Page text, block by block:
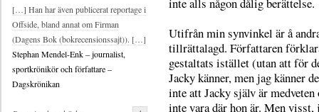
Utifrån min synvinkel är å
tillrättalagd. Författaren
gestaltats istället (utan att för
Jacky känner, men jag känner
inte att Jacky själv är
inte vara där hon är. Men visst,
[…] Han har även publicerat reportage i
Offside, bland annat om Firman
(Dagens Bok (bokrecensionssajt)). […]
Stephan Mendel-Enk – journalist,
sportkrönikör och författare –
Dagskrönikan